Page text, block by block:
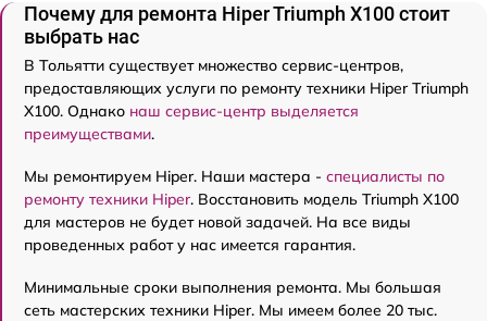
Почему для ремонта Hiper Triumph X100 стоит
выбрать нас
В Тольятти существует множество сервис-центров,
предоставляющих услуги по ремонту техники Hiper Triumph
X100. Однако наш сервис-центр выделяется
преимуществами.
Мы ремонтируем Hiper. Наши мастера - специалисты по
ремонту техники Hiper. Восстановить модель Triumph X100
для мастеров не будет новой задачей. На все виды
проведенных работ у нас имеется гарантия.
Минимальные сроки выполнения ремонта. Мы большая
сеть мастерских техники Hiper. Мы имеем более 20 тыс.